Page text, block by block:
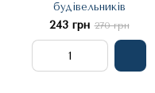
будівельників
243 грн 270 грн